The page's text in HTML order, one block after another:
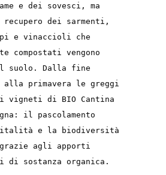
e dei sovesci, ma
dei sarmenti,
e vinaccioli che
compostati vengono
suolo. Dalla fine
alla primavera le greggi
vigneti di BIO Cantina
il pascolamento
e la biodiversità
agli apporti
di sostanza organica.